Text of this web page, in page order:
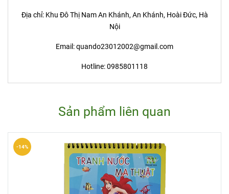
Địa chỉ: Khu Đô Thị Nam An Khánh, An Khánh, Hoài Đức, Hà
Nội
Email: quando23012002@gmail.com
Hotline: 0985801118
Sản phẩm liên quan
-14%